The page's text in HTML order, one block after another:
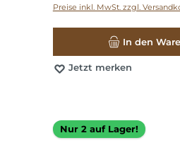
Preise inkl. MwSt. zzgl.
In den
Jetzt merken
Nur 2 auf Lager!